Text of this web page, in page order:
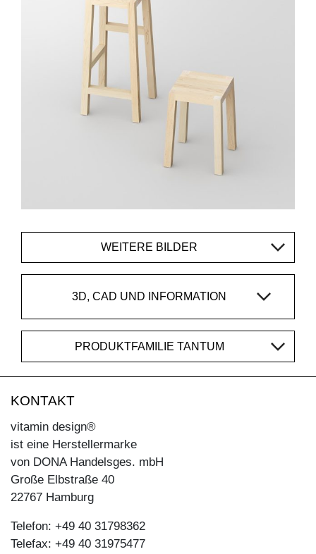
WEITERE BILDER
3D, CAD UND INFORMATION
PRODUKTFAMILIE TANTUM
KONTAKT
vitamin design®
ist eine Herstellermarke
von DONA Handelsges. mbH
Große Elbstraße 40
22767 Hamburg
Telefon: +49 40 31798362
Telefax: +49 40 31975477